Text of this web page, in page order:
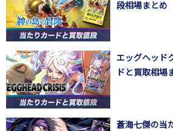
段相場まとめ
エッグヘッド
ドと買取相場
蒼海七傑の当